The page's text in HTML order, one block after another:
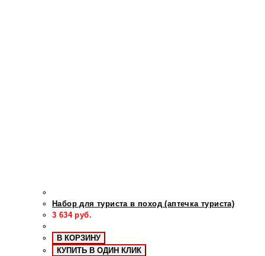
Набор для туриста в поход (аптечка туриста)
3 634руб.
В КОРЗИНУ
КУПИТЬ В ОДИН КЛИК